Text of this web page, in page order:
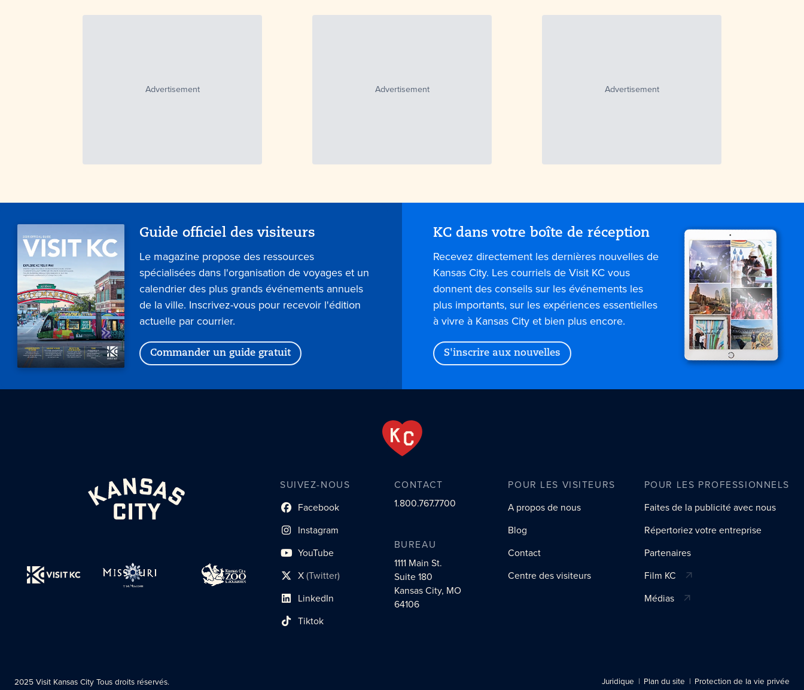
Guide officiel des visiteurs
Le magazine propose des ressources
spécialisées dans l'organisation de voyages et un
calendrier des plus grands événements annuels
de la ville. Inscrivez-vous pour recevoir l'édition
actuelle par courrier.
Commander un guide gratuit
KC dans votre boîte de réception
Recevez directement les dernières nouvelles de
Kansas City. Les courriels de Visit KC vous
donnent des conseils sur les événements les
plus importants, sur les expériences essentielles
à vivre à Kansas City et bien plus encore.
S'inscrire aux nouvelles
SUIVEZ-NOUS
Facebook
lien du profil social
Instagram
lien vers le profil social
YouTube
lien vers le profil social
X(Twitter)
lien vers le profil social
LinkedIn
lien vers le profil social
Tiktok
lien vers le profil social
CONTACT
1.800.767.7700
BUREAU
1111 Main St.
Suite 180
Kansas City, MO
64106
POUR LES VISITEURS
A propos de nous
Blog
Contact
Centre des visiteurs
POUR LES PROFESSIONNELS
Faites de la publicité avec nous
Répertoriez votre entreprise
Partenaires
Film KC
Médias
Juridique Plan du site Protection de la vie privée
2025 Visit Kansas City Tous droits réservés.